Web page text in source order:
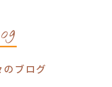
のブログ